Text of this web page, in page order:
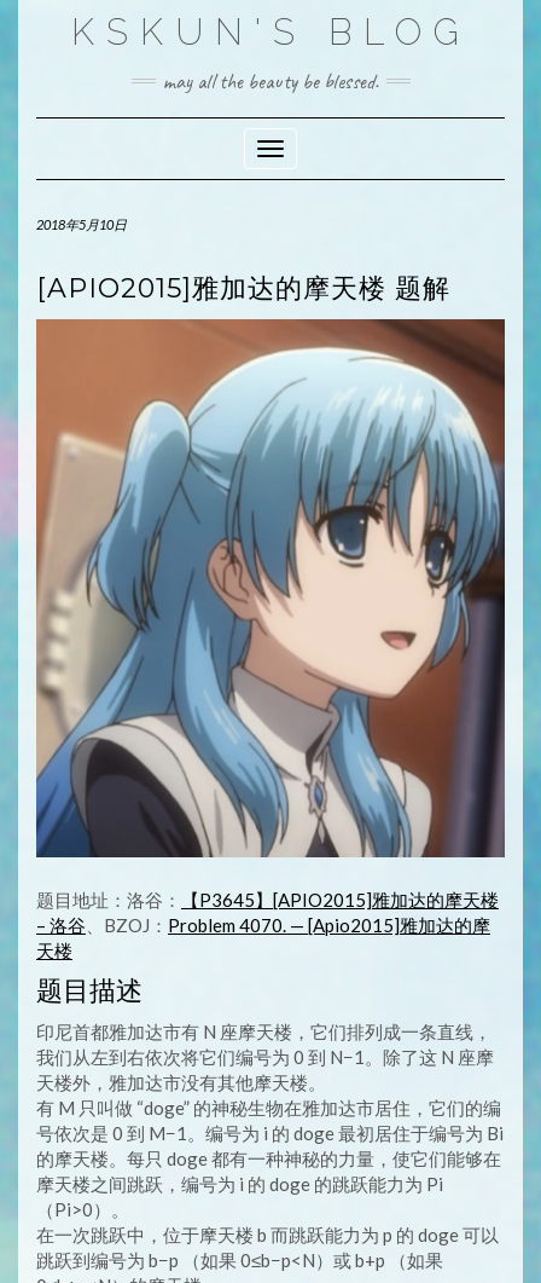
KSKUN'S BLOG
may all the beauty be blessed.
Toggle Navigation
2018年5月10日
[APIO2015]雅加达的摩天楼 题解
题目地址：洛谷：
【P3645】[APIO2015]雅加达的摩天楼
– 洛谷 、BZOJ： Problem 4070. — [Apio2015]雅加达的摩
天楼
题目描述
印尼首都雅加达市有 N 座摩天楼，它们排列成一条直线，
我们从左到右依次将它们编号为 0 到 N−1。除了这 N 座摩
天楼外，雅加达市没有其他摩天楼。
有 M 只叫做 “doge” 的神秘生物在雅加达市居住，它们的编
号依次是 0 到 M−1。编号为 i 的 doge 最初居住于编号为 Bi
的摩天楼。每只 doge 都有一种神秘的力量，使它们能够在
摩天楼之间跳跃，编号为 i 的 doge 的跳跃能力为 Pi
（Pi>0）。
在一次跳跃中，位于摩天楼 b 而跳跃能力为 p 的 doge 可以
跳跃到编号为 b−p （如果 0≤b−p<N）或 b+p （如果